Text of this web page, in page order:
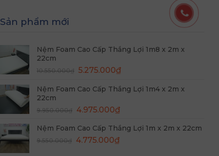
Sản phẩm mới
Nệm Foam Cao Cấp Thắng Lợi 1m8 x 2m x
22cm
10.550.000₫ Giá
là:
5.275.000₫Giá
tại
Nệm Foam Cao Cấp Thắng Lợi 1m4 x 2m x
22cm
9.950.000₫ Giá
là:
9.950.000₫.
4.975.000₫Giá
tại
là:
Nệm Foam Cao Cấp Thắng Lợi 1m x 2m x 22cm
9.550.000₫ Giá
4.775.000₫Giá